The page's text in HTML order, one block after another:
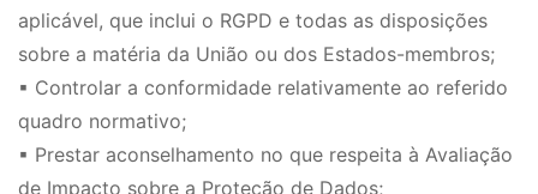
aplicável, que inclui o RGPD e todas as disposições
sobre a matéria da União ou dos Estados-membros;
▪ Controlar a conformidade relativamente ao referido
quadro normativo;
▪ Prestar aconselhamento no que respeita à Avaliação
de Impacto sobre a Proteção de Dados;